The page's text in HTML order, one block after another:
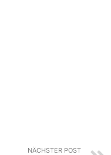
NÄCHSTER POST